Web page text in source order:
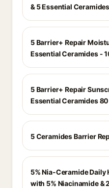
& 5 Essential
5 Barrier+ Repair
Essential Ceramides -
5 Barrier+ Repair
Essential Ceramides
5 Ceramides Barrier
5% Nia-Ceramide
with 5% Niacinamide &